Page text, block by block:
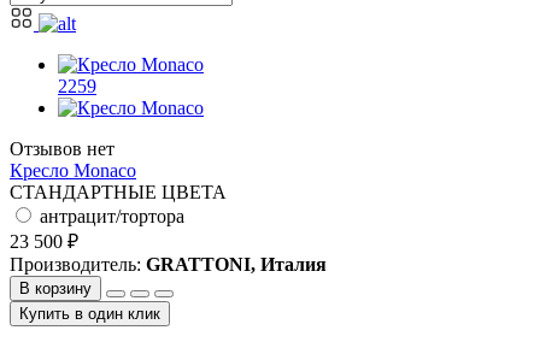
2259
Отзывов нет
Кресло Monaco
СТАНДАРТНЫЕ ЦВЕТА
антрацит/тортора
23 500 ₽
Производитель: GRATTONI, Италия
В корзину
Купить в один клик